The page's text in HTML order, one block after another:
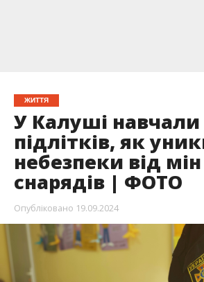
ЖИТТЯ
У Калуші навчали
підлітків, як
небезпеки від
снарядів | ФОТО
Опубліковано 19.09.2024